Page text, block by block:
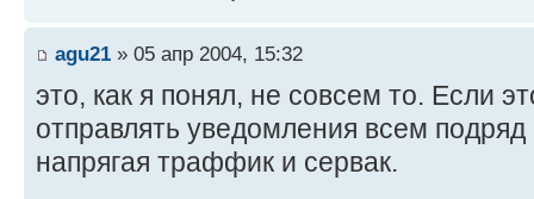
agu21 » 05 апр 2004, 15:32
это, как я понял, не совсем то. Если
отправлять уведомления всем
напрягая траффик и сервак.